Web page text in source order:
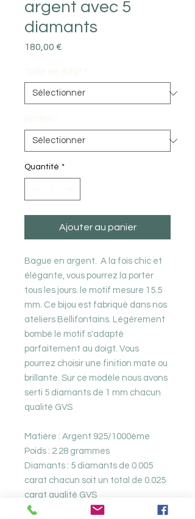
argent avec 5
diamants
180,00 €
Quantité *
Ajouter au panier
Bague en argent. A la fois chic et
élégante, vous pourrez la porter
tous les jours. le motif mesure 15.5
mm. Ce bijou est fabriqué dans nos
ateliers Bellifontains. Légérement
bombé le motif s'adapté
parfaitement au doigt. Vous
pourrez choisir une finition mate ou
brillante. Sur ce modèle nous avons
serti 5 diamants de 1 mm chacun
qualité GVS
Matière : Argent 925/1000ème
Poids : 2.28 grammes
Diamants : 5 diamants de 0.005
carat chacun soit un total de 0.025
carat qualité GVS
Taille : du 48 au 58. Mais nous